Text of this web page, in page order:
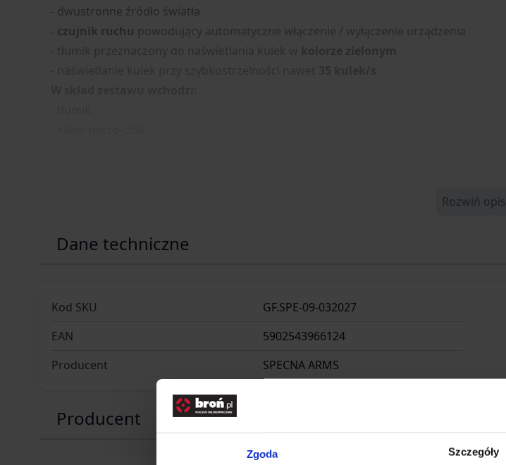
Zgoda Szczegóły
- dwustronne źródło światła
- czujnik ruchu powodujący automatyczne włączenie / wyłączenie urządzenia
kolorze zielonym
Rozwiń opis
Dane techniczne
Kod SKU
GF.SPE-09-032027
EAN
5902543966124
Producent
SPECNA ARMS
Producent